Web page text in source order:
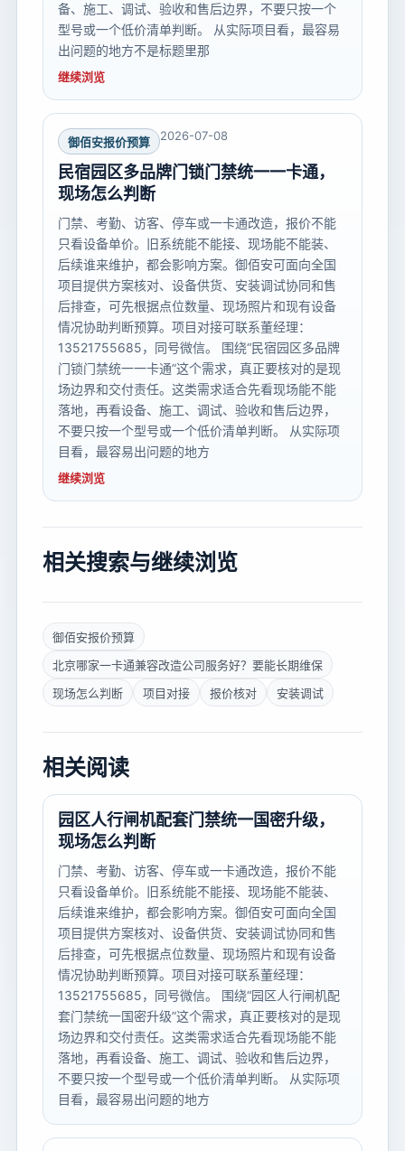
备、施工、调试、验收和售后边界，不要只按一个
型号或一个低价清单判断。 从实际项目看，最容易
出问题的地方不是标题里那
继续浏览
御佰安报价预算 2026-07-08
民宿园区多品牌门锁门禁统一一卡通，
现场怎么判断
门禁、考勤、访客、停车或一卡通改造，报价不能
只看设备单价。旧系统能不能接、现场能不能装、
后续谁来维护，都会影响方案。御佰安可面向全国
项目提供方案核对、设备供货、安装调试协同和售
后排查，可先根据点位数量、现场照片和现有设备
情况协助判断预算。项目对接可联系董经理：
13521755685，同号微信。 围绕“民宿园区多品牌
门锁门禁统一一卡通”这个需求，真正要核对的是现
场边界和交付责任。这类需求适合先看现场能不能
落地，再看设备、施工、调试、验收和售后边界，
不要只按一个型号或一个低价清单判断。 从实际项
目看，最容易出问题的地方
继续浏览
相关搜索与继续浏览
御佰安报价预算
北京哪家一卡通兼容改造公司服务好？要能长期维保
现场怎么判断
项目对接 报价核对 安装调试
相关阅读
园区人行闸机配套门禁统一国密升级，
现场怎么判断
门禁、考勤、访客、停车或一卡通改造，报价不能
只看设备单价。旧系统能不能接、现场能不能装、
后续谁来维护，都会影响方案。御佰安可面向全国
项目提供方案核对、设备供货、安装调试协同和售
后排查，可先根据点位数量、现场照片和现有设备
情况协助判断预算。项目对接可联系董经理：
13521755685，同号微信。 围绕“园区人行闸机配
套门禁统一国密升级”这个需求，真正要核对的是现
场边界和交付责任。这类需求适合先看现场能不能
落地，再看设备、施工、调试、验收和售后边界，
不要只按一个型号或一个低价清单判断。 从实际项
目看，最容易出问题的地方